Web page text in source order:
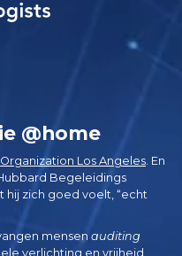
@home
Los Angeles . En
Begeleidings
hij zich goed voelt, “echt
mensen auditing
verlichting en vrijheid